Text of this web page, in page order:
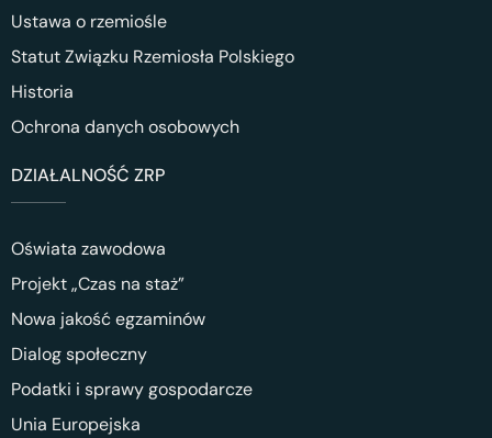
Ustawa o rzemiośle
Statut Związku Rzemiosła Polskiego
Historia
Ochrona danych osobowych
DZIAŁALNOŚĆ ZRP
Oświata zawodowa
Projekt „Czas na staż”
Nowa jakość egzaminów
Dialog społeczny
Podatki i sprawy gospodarcze
Unia Europejska